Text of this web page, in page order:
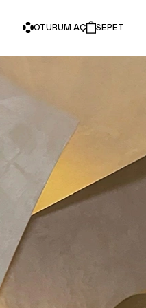
OTURUM AÇ SEPET